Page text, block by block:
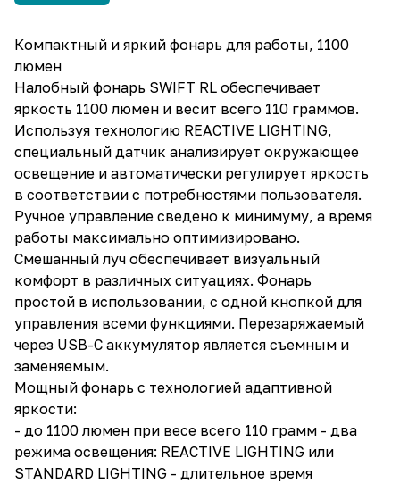
Компактный и яркий фонарь для работы, 1100
люмен
Налобный фонарь SWIFT RL обеспечивает
яркость 1100 люмен и весит всего 110 граммов.
Используя технологию REACTIVE LIGHTING,
специальный датчик анализирует окружающее
освещение и автоматически регулирует яркость
в соответствии с потребностями пользователя.
Ручное управление сведено к минимуму, а время
работы максимально оптимизировано.
Смешанный луч обеспечивает визуальный
комфорт в различных ситуациях. Фонарь
простой в использовании, с одной кнопкой для
управления всеми функциями. Перезаряжаемый
через USB-C аккумулятор является съемным и
заменяемым.
Мощный фонарь с технологией адаптивной
яркости:
- до 1100 люмен при весе всего 110 грамм - два
режима освещения: REACTIVE LIGHTING или
STANDARD LIGHTING - длительное время